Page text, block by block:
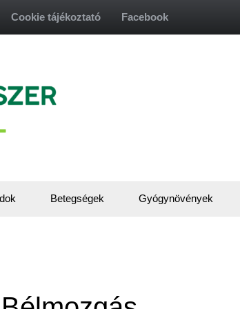
Cookie tájékoztató Facebook
Betegségek Gyógynövények